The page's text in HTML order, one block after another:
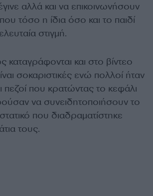
αλλά και να επικοινωνήσουν
τόσο η ίδια όσο και το παιδί
στιγμή.
και στο βίντεο
σοκαριστικές ενώ πολλοί ήταν
πεζοί που κρατώντας το κεφάλι
να συνειδητοποιήσουν το
που διαδραματίστηκε
τους.